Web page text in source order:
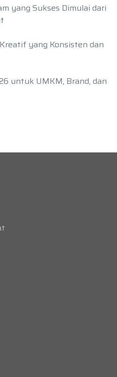
yang Sukses Dimulai dari
yang Konsisten dan
untuk UMKM, Brand, dan